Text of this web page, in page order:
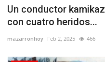
Un conductor
con cuatro heridos...
mazarronhoy Feb 2, 2025 466